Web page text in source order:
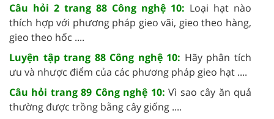
Câu hỏi 2 trang 88 Công nghệ 10: Loại hạt nào
thích hợp với phương pháp gieo vãi, gieo theo hàng,
gieo theo hốc ....
Luyện tập trang 88 Công nghệ 10: Hãy phân tích
ưu và nhược điểm của các phương pháp gieo hạt ....
Câu hỏi trang 89 Công nghệ 10: Vì sao cây ăn quả
thường được trồng bằng cây giống ....